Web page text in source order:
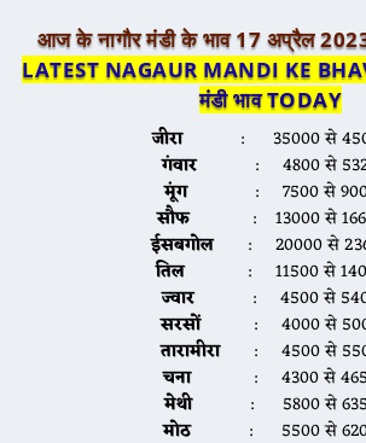
आज के नागौर मंडी के भाव 17 अप्रैल
LATEST NAGAUR MANDI KE
मंडी भाव TODAY
जीरा: 35000 से
गंवार: 4800 से
मूंग: 7500 से
सौफ: 13000 से
ईसबगोल: 20000 से
तिल: 11500 से
ज्वार: 4500 से
सरसों: 4000 से
तारामीरा: 4500 से
चना: 4300 से
मेथी: 5800 से
मोठ
: 5500 से